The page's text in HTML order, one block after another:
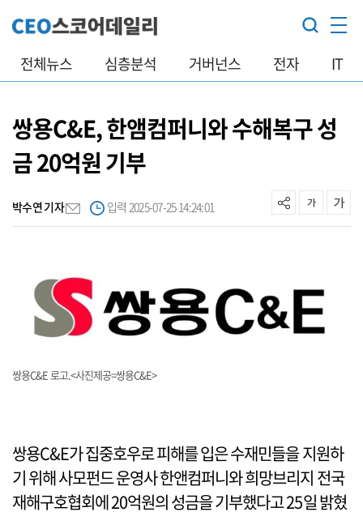
전체뉴스 심층분석 거버넌스 전자 IT
쌍용C&E, 한앰컴퍼니와 수해복구 성
금 20억원 기부
박수연 기자 입력 2025-07-25 14:24:01
쌍용C&E 로고.<사진제공=쌍용C&E>
쌍용C&E가 집중호우로 피해를 입은 수재민들을 지원하
기 위해 사모펀드 운영사 한앤컴퍼니와 희망브리지 전국
재해구호협회에 20억원의 성금을 기부했다고 25일 밝혔